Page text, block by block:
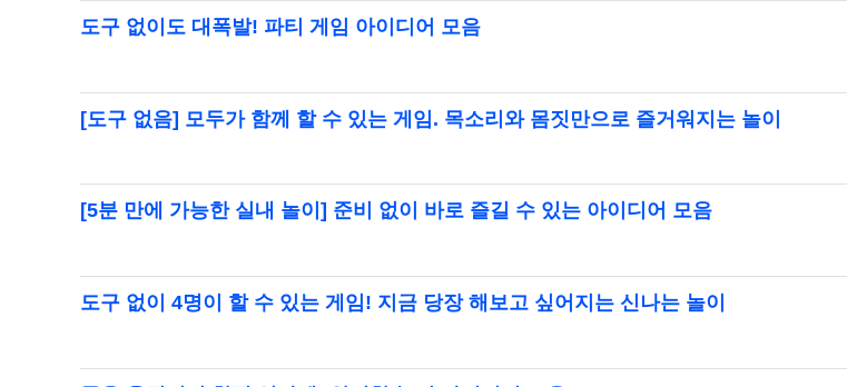
도구 없이도 대폭발! 파티 게임 아이디어 모음
[도구 없음] 모두가 함께 할 수 있는 게임. 목소리와 몸짓만으로 즐거워지는 놀이
[5분 만에 가능한 실내 놀이] 준비 없이 바로 즐길 수 있는 아이디어 모음
도구 없이 4명이 할 수 있는 게임! 지금 당장 해보고 싶어지는 신나는 놀이